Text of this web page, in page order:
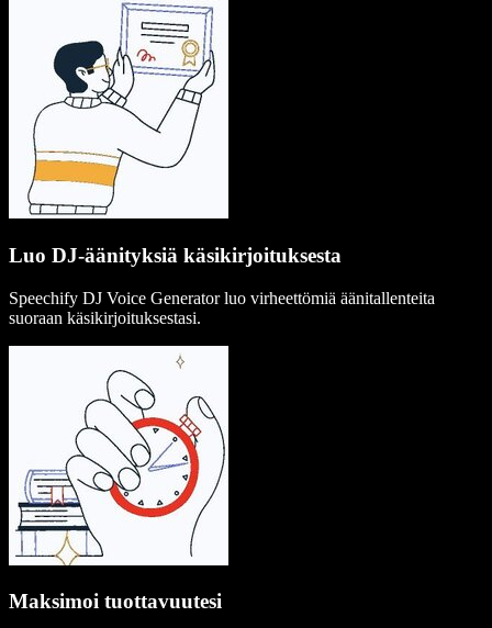
Luo DJ-äänityksiä käsikirjoituksesta
Speechify DJ Voice Generator luo virheettömiä äänitallenteita
suoraan käsikirjoituksestasi.
Maksimoi tuottavuutesi